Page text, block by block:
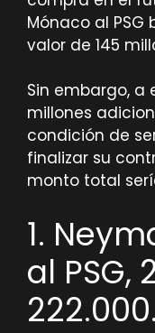
Mónaco al
valor de 145
Sin embargo, a
millones
condición de
finalizar su
monto total
1.
al PSG,